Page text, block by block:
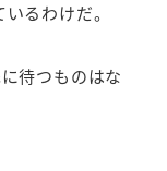
るわけだ。
待つものはな